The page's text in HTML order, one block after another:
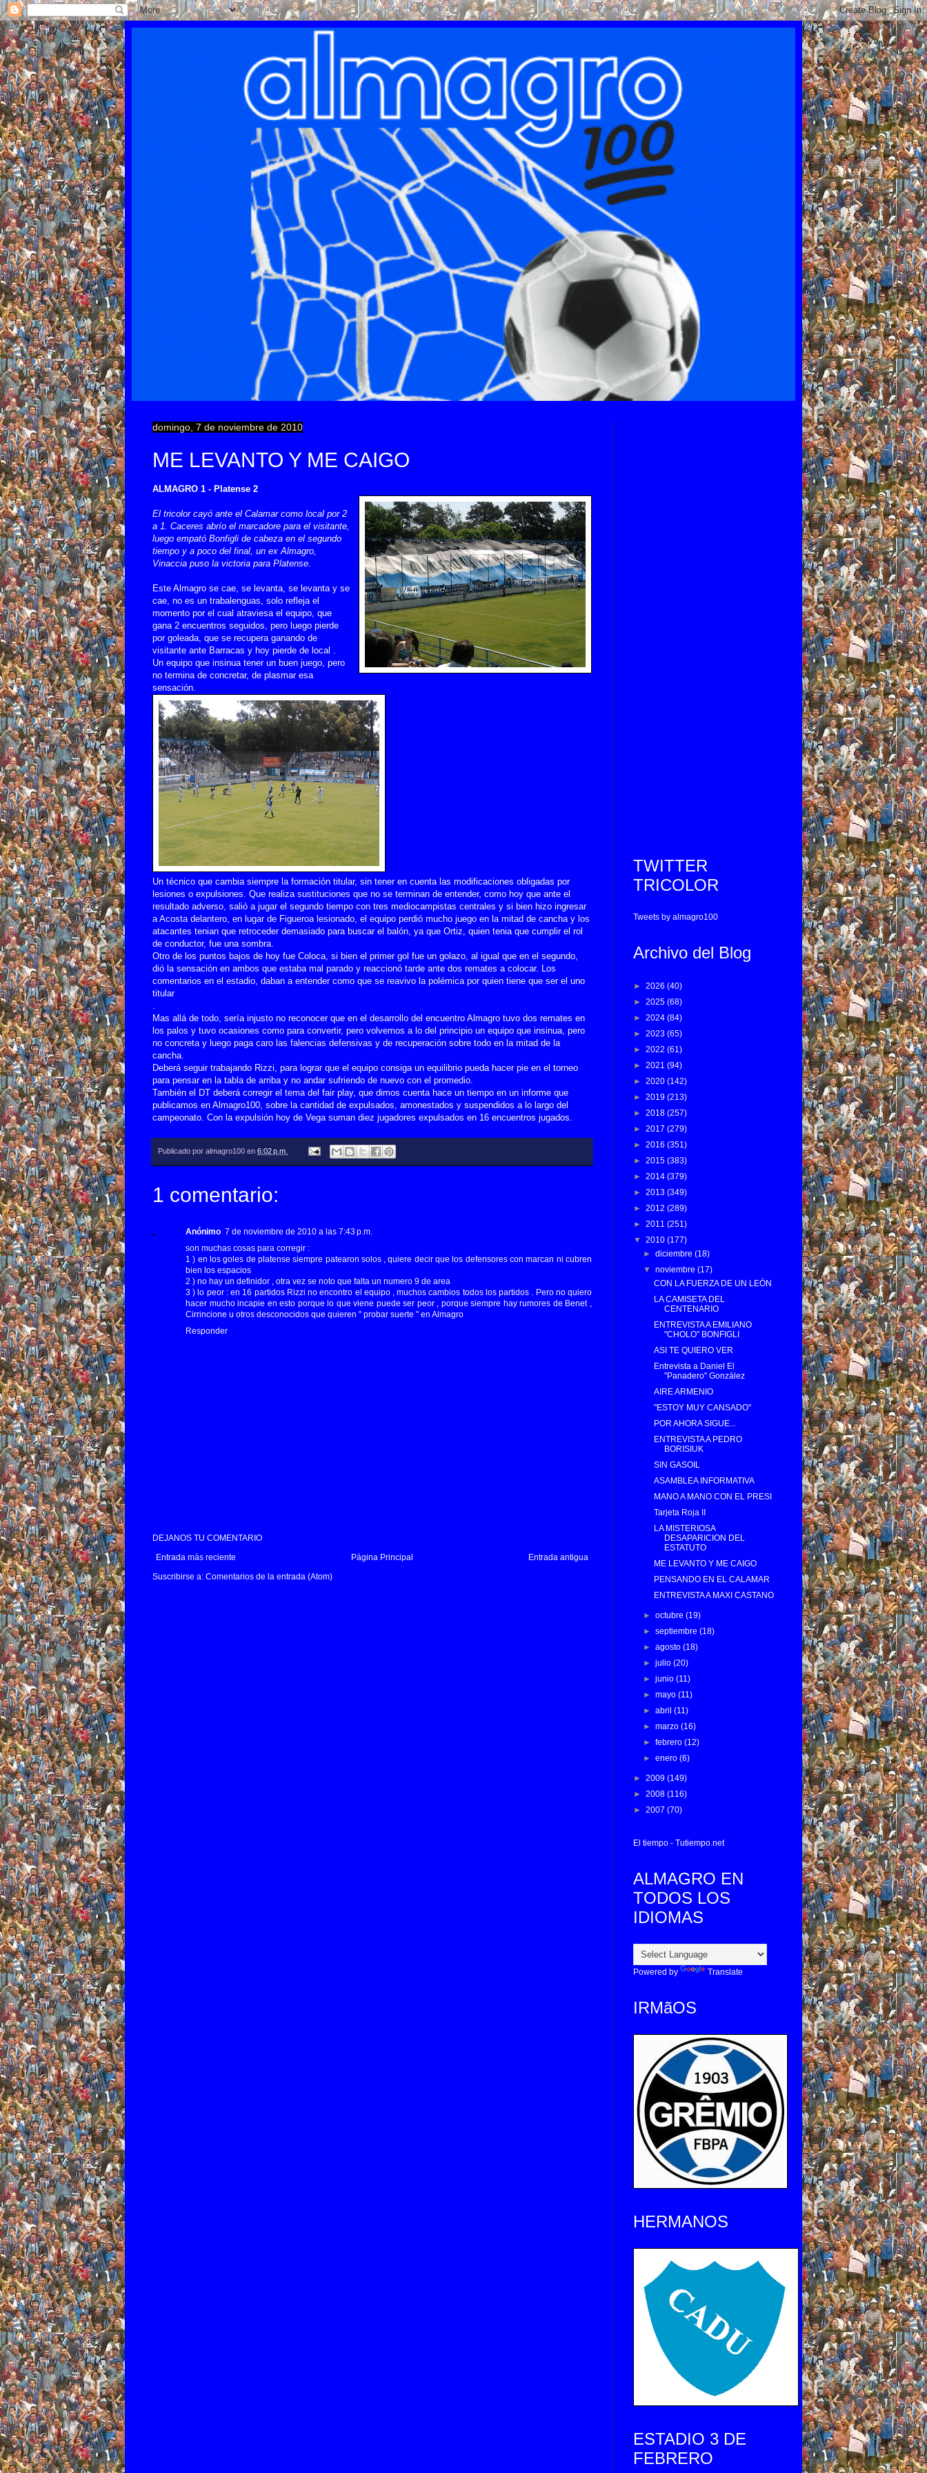
domingo, 7 de noviembre de 2010
ME LEVANTO Y ME CAIGO
ALMAGRO 1 - Platense 2
El tricolor cayó ante el Calamar como local por 2
a 1. Caceres abrío el marcadore para el visitante,
luego empató Bonfigli de cabeza en el segundo
tiempo y a poco del final, un ex Almagro,
Vinaccia puso la victoria para Platense.
Este Almagro se cae, se levanta, se levanta y se
cae, no es un trabalenguas, solo refleja el
momento por el cual atraviesa el equipo, que
gana 2 encuentros seguidos, pero luego pierde
por goleada, que se recupera ganando de
visitante ante Barracas y hoy pierde de local .
Un equipo que insinua tener un buen juego, pero
no termina de concretar, de plasmar esa
sensación.
Un técnico que cambia siempre la formación titular, sin tener en cuenta las modificaciones obligadas por
lesiones o expulsiones. Que realiza sustituciones que no se terminan de entender, como hoy que ante el
resultado adverso, salió a jugar el segundo tiempo con tres mediocampistas centrales y si bien hizo ingresar
a Acosta delantero, en lugar de Figueroa lesionado, el equipo perdió mucho juego en la mitad de cancha y los
atacantes tenian que retroceder demasiado para buscar el balón, ya que Ortiz, quien tenia que cumplir el rol
de conductor, fue una sombra.
Otro de los puntos bajos de hoy fue Coloca, si bien el primer gol fue un golazo, al igual que en el segundo,
dió la sensación en ambos que estaba mal parado y reaccionó tarde ante dos remates a colocar. Los
comentarios en el estadio, daban a entender como que se reavivo la polémica por quien tiene que ser el uno
titular
Mas allá de todo, sería injusto no reconocer que en el desarrollo del encuentro Almagro tuvo dos remates en
los palos y tuvo ocasiones como para convertir, pero volvemos a lo del principio un equipo que insinua, pero
no concreta y luego paga caro las falencias defensivas y de recuperación sobre todo en la mitad de la
cancha.
Deberá seguir trabajando Rizzi, para lograr que el equipo consiga un equilibrio pueda hacer pie en el torneo
para pensar en la tabla de arriba y no andar sufriendo de nuevo con el promedio.
También el DT deberá corregir el tema del fair play, que dimos cuenta hace un tiempo en un informe que
publicamos en Almagro100, sobre la cantidad de expulsados, amonestados y suspendidos a lo largo del
campeonato. Con la expulsión hoy de Vega suman diez jugadores expulsados en 16 encuentros jugados.
Publicado por almagro100 en 6:02 p.m.
1 comentario:
Anónimo 7 de noviembre de 2010 a las 7:43 p.m.
son muchas cosas para corregir :
1 ) en los goles de platense siempre patearon solos , quiere decir que los defensores con marcan ni cubren
bien los espacios
2 ) no hay un definidor , otra vez se noto que falta un numero 9 de area
3 ) lo peor : en 16 partidos Rizzi no encontro el equipo , muchos cambios todos los partidos . Pero no quiero
hacer mucho incapie en esto porque lo que viene puede ser peor , porque siempre hay rumores de Benet ,
Cirrincione u otros desconocidos que quieren " probar suerte " en Almagro
Responder
DEJANOS TU COMENTARIO
Entrada más reciente
Entrada antigua
Página Principal
Suscribirse a: Comentarios de la entrada (Atom)
TWITTER
TRICOLOR
Tweets by almagro100
Archivo del Blog
► 2026 (40)
► 2025 (68)
► 2024 (84)
► 2023 (65)
► 2022 (61)
► 2021 (94)
► 2020 (142)
► 2019 (213)
► 2018 (257)
► 2017 (279)
► 2016 (351)
► 2015 (383)
► 2014 (379)
► 2013 (349)
► 2012 (289)
► 2011 (251)
▼ 2010 (177)
►diciembre(18)
▼noviembre(17)
CON LA FUERZA DE UN LEÓN
LA CAMISETA DEL
CENTENARIO
ENTREVISTA A EMILIANO
"CHOLO" BONFIGLI
ASI TE QUIERO VER
Entrevista a Daniel El
"Panadero" González
AIRE ARMENIO
"ESTOY MUY CANSADO"
POR AHORA SIGUE...
ENTREVISTA A PEDRO
BORISIUK
SIN GASOIL
ASAMBLEA INFORMATIVA
MANO A MANO CON EL PRESI
Tarjeta Roja II
LA MISTERIOSA
DESAPARICION DEL
ESTATUTO
ME LEVANTO Y ME CAIGO
PENSANDO EN EL CALAMAR
ENTREVISTA A MAXI CASTANO
►octubre(19)
►septiembre(18)
►agosto(18)
►julio(20)
►junio(11)
►mayo(11)
►abril(11)
►marzo(16)
►febrero(12)
►enero(6)
► 2009 (149)
► 2008 (116)
► 2007 (70)
El tiempo - Tutiempo.net
ALMAGRO EN
TODOS LOS
IDIOMAS
Powered by Translate
IRMãOS
HERMANOS
ESTADIO 3 DE
FEBRERO